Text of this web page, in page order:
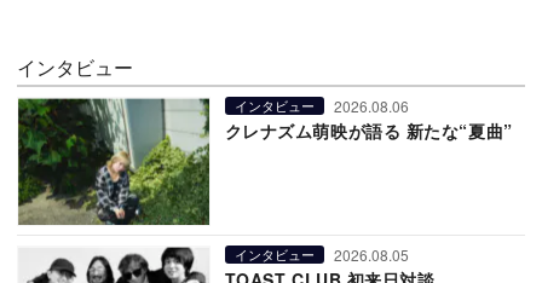
インタビュー
インタビュー 2026.08.06
クレナズム萌映が語る 新たな“夏曲”
インタビュー 2026.08.05